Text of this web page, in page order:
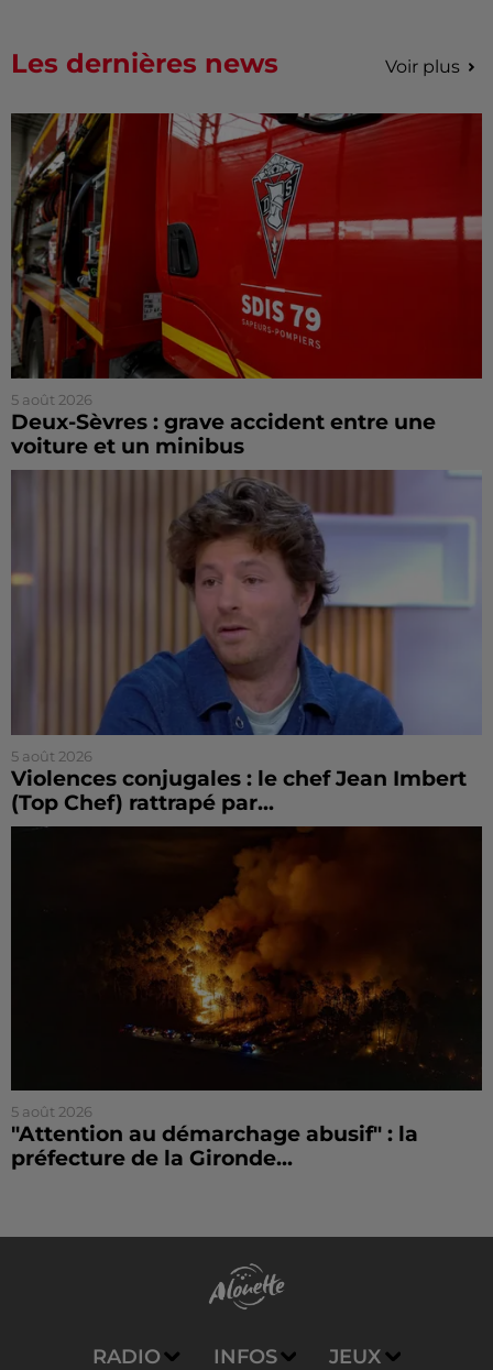
Les dernières news Voir plus
5 août 2026
Deux-Sèvres : grave accident entre une
voiture et un minibus
5 août 2026
Violences conjugales : le chef Jean Imbert
(Top Chef) rattrapé par...
5 août 2026
"Attention au démarchage abusif" : la
préfecture de la Gironde...
RADIO INFOS JEUX